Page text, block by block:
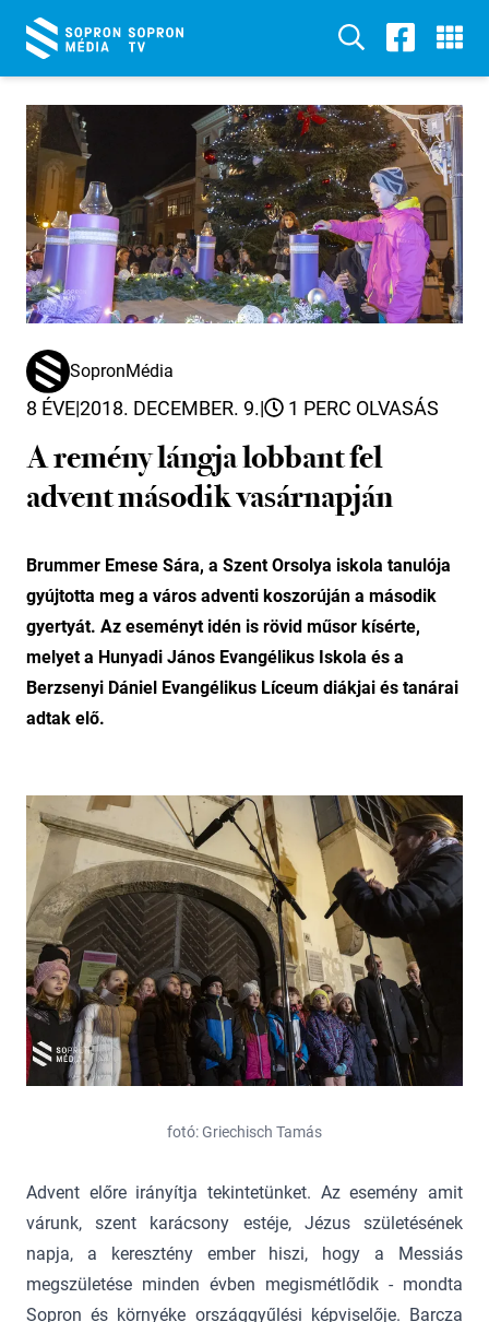
SopronMédia
8 ÉVE|2018. DECEMBER. 9.| 1 PERC OLVASÁS
A remény lángja lobbant fel
advent második vasárnapján
Brummer Emese Sára, a Szent Orsolya iskola tanulója
gyújtotta meg a város adventi koszorúján a második
gyertyát. Az eseményt idén is rövid műsor kísérte,
melyet a Hunyadi János Evangélikus Iskola és a
Berzsenyi Dániel Evangélikus Líceum diákjai és tanárai
adtak elő.
fotó: Griechisch Tamás
Advent előre irányítja tekintetünket. Az esemény amit
várunk, szent karácsony estéje, Jézus születésének
napja, a keresztény ember hiszi, hogy a Messiás
megszületése minden évben megismétlődik - mondta
Sopron és környéke országgyűlési képviselője. Barcza